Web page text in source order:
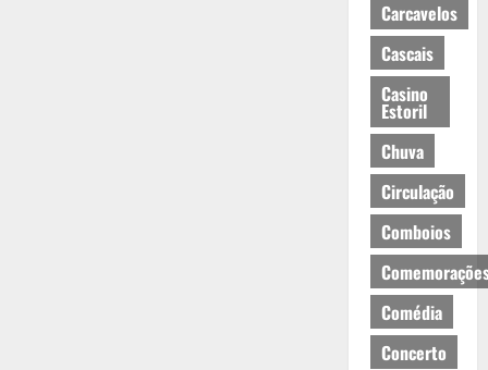
Carcavelos
Cascais
Casino
Estoril
Chuva
Circulação
Comboios
Comédia
Concerto